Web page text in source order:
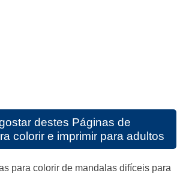
destes Páginas de
colorir e imprimir para adultos
para colorir de mandalas difíceis para